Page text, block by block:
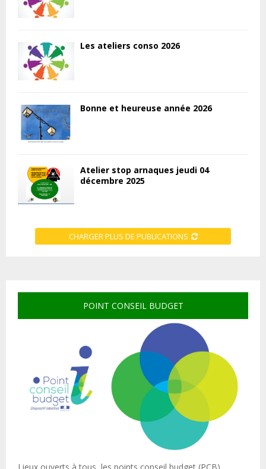
Les ateliers conso 2026
Bonne et heureuse année 2026
Atelier stop arnaques jeudi 04
décembre 2025
CHARGER PLUS DE PUBLICATIONS
POINT CONSEIL BUDGET